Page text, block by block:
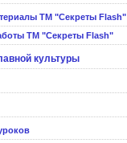
ТМ "Секреты Flash"
ТМ "Секреты Flash"
культуры